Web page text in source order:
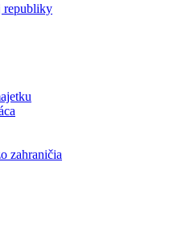
republiky
zahraničia